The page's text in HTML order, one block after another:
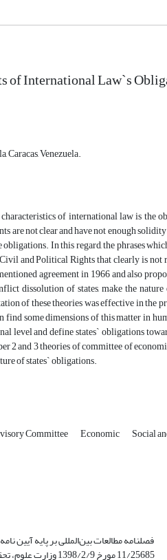
of International Law`s
Caracas, Venezuela.
of international law is the
are not clear and have not enough
In this regard, the phrases
and Political Rights that clearly is
agreement in 1966 and also
dissolution of states, make the
of these theories was effective in
find some dimensions of this matter in
level and define states` obligations
2 and 3 theories of committee of
of states` obligations.
Committee Economic Social
فصلنامه مطالعات بین‌المللی بر پایه آیین
11/25685 مورخ 1398/2/9 وزارت